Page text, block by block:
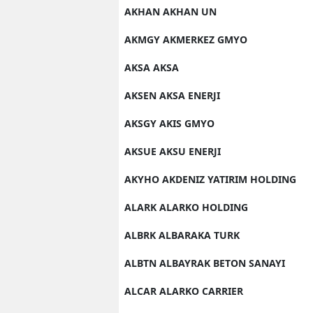
AKHAN AKHAN UN
AKMGY AKMERKEZ GMYO
AKSA AKSA
AKSEN AKSA ENERJI
AKSGY AKIS GMYO
AKSUE AKSU ENERJI
AKYHO AKDENIZ YATIRIM HOLDING
ALARK ALARKO HOLDING
ALBRK ALBARAKA TURK
ALBTN ALBAYRAK BETON SANAYI
ALCAR ALARKO CARRIER